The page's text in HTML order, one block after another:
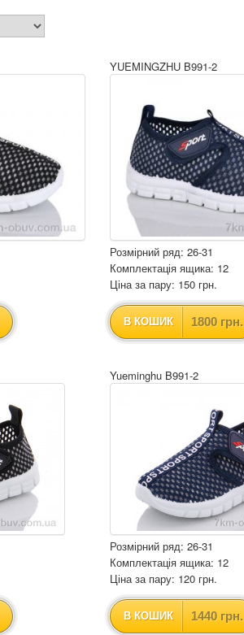
YUEMINGZHU B991-2
Розмірний ряд: 26-31
Комплектація ящика: 12
Ціна за пару: 150 грн.
В КОШИК 1800 грн.
Yueminghu B991-2
Розмірний ряд: 26-31
Комплектація ящика: 12
Ціна за пару: 120 грн.
В КОШИК 1440 грн.